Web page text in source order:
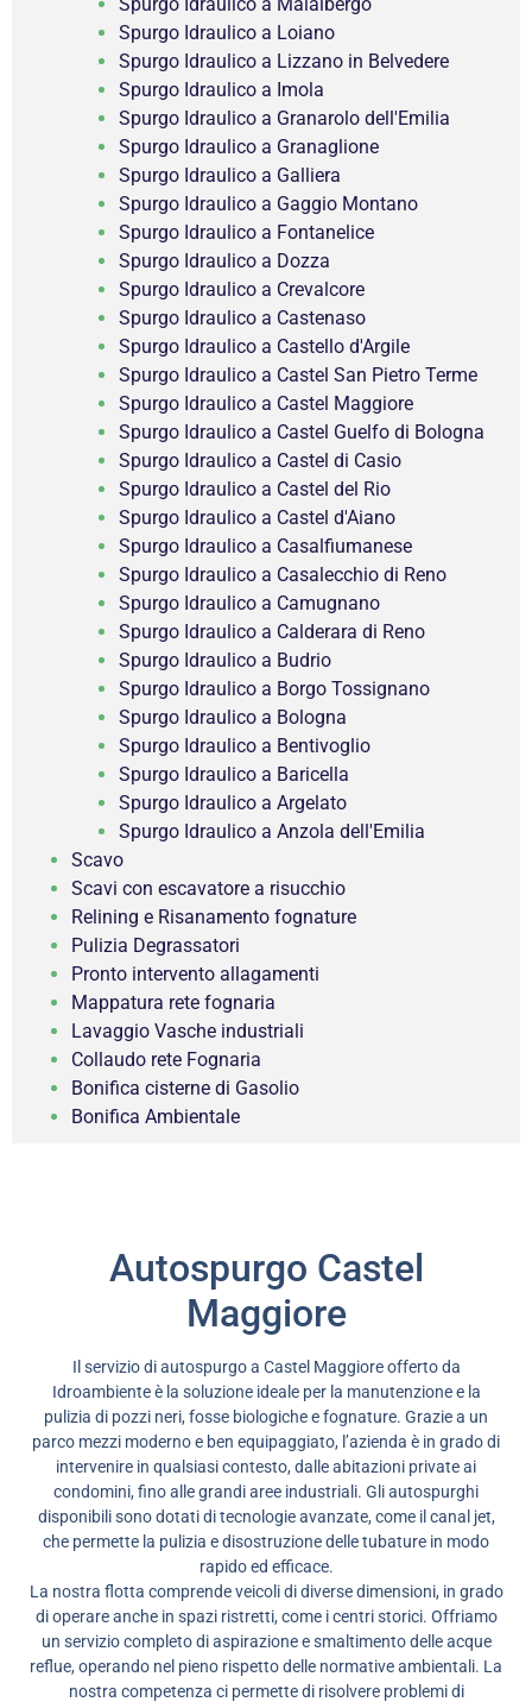
Spurgo Idraulico a Loiano
Spurgo Idraulico a Lizzano in Belvedere
Spurgo Idraulico a Imola
Spurgo Idraulico a Granarolo dell'Emilia
Spurgo Idraulico a Granaglione
Spurgo Idraulico a Galliera
Spurgo Idraulico a Gaggio Montano
Spurgo Idraulico a Fontanelice
Spurgo Idraulico a Dozza
Spurgo Idraulico a Crevalcore
Spurgo Idraulico a Castenaso
Spurgo Idraulico a Castello d'Argile
Spurgo Idraulico a Castel San Pietro Terme
Spurgo Idraulico a Castel Maggiore
Spurgo Idraulico a Castel Guelfo di Bologna
Spurgo Idraulico a Castel di Casio
Spurgo Idraulico a Castel del Rio
Spurgo Idraulico a Castel d'Aiano
Spurgo Idraulico a Casalfiumanese
Spurgo Idraulico a Casalecchio di Reno
Spurgo Idraulico a Camugnano
Spurgo Idraulico a Calderara di Reno
Spurgo Idraulico a Budrio
Spurgo Idraulico a Borgo Tossignano
Spurgo Idraulico a Bologna
Spurgo Idraulico a Bentivoglio
Spurgo Idraulico a Baricella
Spurgo Idraulico a Argelato
Spurgo Idraulico a Anzola dell'Emilia
Scavo
Scavi con escavatore a risucchio
Relining e Risanamento fognature
Pulizia Degrassatori
Pronto intervento allagamenti
Mappatura rete fognaria
Lavaggio Vasche industriali
Collaudo rete Fognaria
Bonifica cisterne di Gasolio
Bonifica Ambientale
Autospurgo Castel
Maggiore
Il servizio di autospurgo a Castel Maggiore offerto da
Idroambiente è la soluzione ideale per la manutenzione e la
pulizia di pozzi neri, fosse biologiche e fognature. Grazie a un
parco mezzi moderno e ben equipaggiato, l’azienda è in grado di
intervenire in qualsiasi contesto, dalle abitazioni private ai
condomini, fino alle grandi aree industriali. Gli autospurghi
disponibili sono dotati di tecnologie avanzate, come il canal jet,
che permette la pulizia e disostruzione delle tubature in modo
rapido ed efficace.
La nostra flotta comprende veicoli di diverse dimensioni, in grado
di operare anche in spazi ristretti, come i centri storici. Offriamo
un servizio completo di aspirazione e smaltimento delle acque
reflue, operando nel pieno rispetto delle normative ambientali. La
nostra competenza ci permette di risolvere problemi di